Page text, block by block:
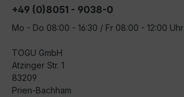
+49 (0)8051 - 9038-0
Mo - Do 08:00 - 16:30 / Fr 08:00 - 12:00 Uhr
TOGU GmbH
Atzinger Str. 1
83209
Prien-Bachham